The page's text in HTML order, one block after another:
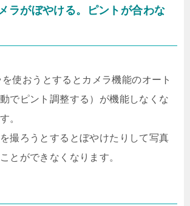
ラがぼやける。ピントが合わな
使おうとするとカメラ機能のオート
でピント調整する）が機能しなくな
。
撮ろうとするとぼやけたりして写真
とができなくなります。